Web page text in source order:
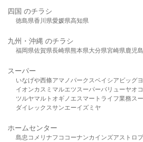
四国 のチラシ
徳島県香川県愛媛県高知県
九州・沖縄 のチラシ
福岡県佐賀県長崎県熊本県大分県宮崎県鹿児
スーパー
いなげや西條アマノパークスベイシア ビッグ
イオンカスミ マルエツスーパーバリューヤオ
ツルヤマルト オギノ エスマート ライフ業務ス
ダイレックスサンエーイズミヤ
ホームセンター
島忠 コメリ ナフコ コーナンカインズアストロ